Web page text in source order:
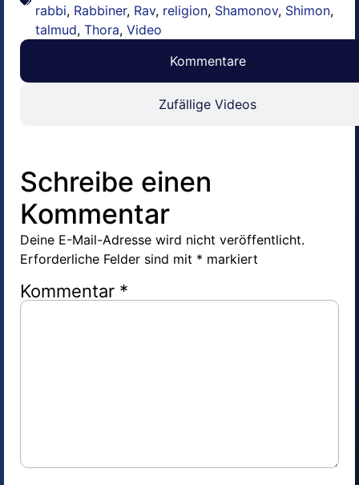
rabbi, Rabbiner, Rav, religion, Shamonov, Shimon,
talmud, Thora, Video
Kommentare
Zufällige Videos
Schreibe einen
Kommentar
Deine E-Mail-Adresse wird nicht veröffentlicht.
Erforderliche Felder sind mit * markiert
Kommentar *